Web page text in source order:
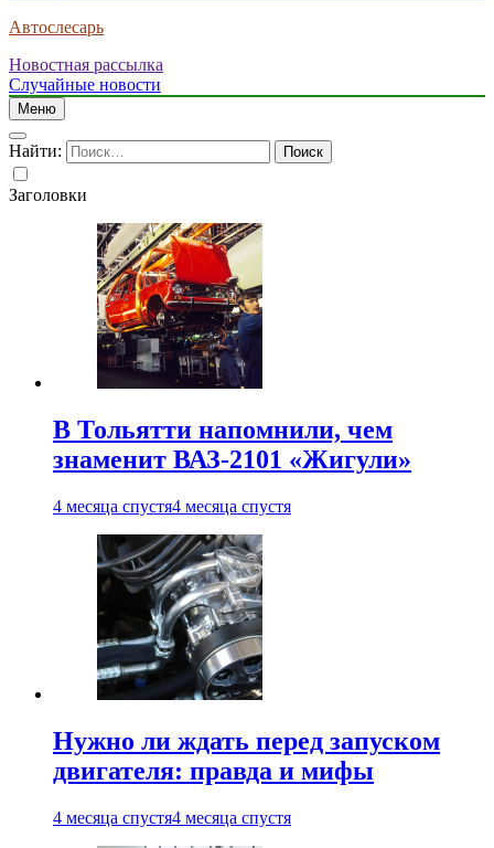
Автослесарь
Новостная рассылка
Случайные новости
Меню
Найти:
Заголовки
В Тольятти напомнили, чем
знаменит ВАЗ-2101 «Жигули»
4 месяца спустя4 месяца спустя
Нужно ли ждать перед запуском
двигателя: правда и мифы
4 месяца спустя4 месяца спустя